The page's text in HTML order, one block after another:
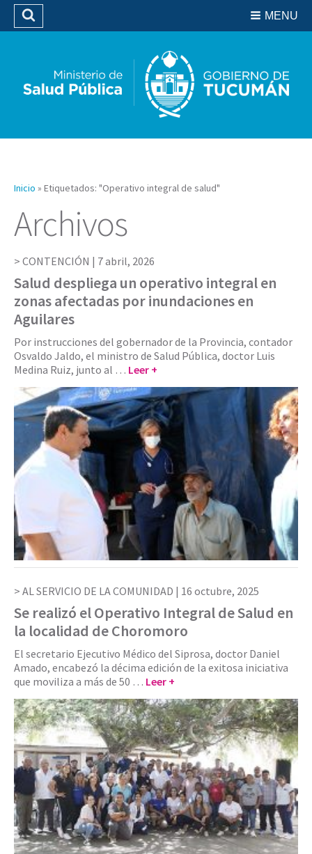
Biblioteca
MENU
Buscar
Inicio » Etiquetados: "Operativo integral de salud"
Archivos
CONTENCIÓN | 7 abril, 2026
Salud despliega un operativo integral en
zonas afectadas por inundaciones en
Aguilares
Por instrucciones del gobernador de la Provincia, contador
Osvaldo Jaldo, el ministro de Salud Pública, doctor Luis
Medina Ruiz, junto al … Leer +
AL SERVICIO DE LA COMUNIDAD | 16 octubre, 2025
Se realizó el Operativo Integral de Salud en
la localidad de Choromoro
El secretario Ejecutivo Médico del Siprosa, doctor Daniel
Amado, encabezó la décima edición de la exitosa iniciativa
que moviliza a más de 50 … Leer +